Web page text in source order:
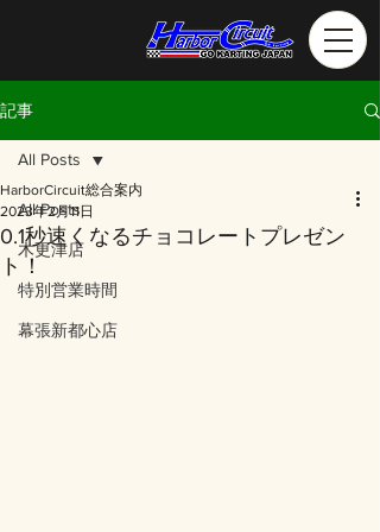
記事
All Posts
木更津店
特別営業時間
幕張新都心店
All Posts
0.1秒速くなるチョコレートプレゼン
ト！
HarborCircuit総合案内
2023年2月11日